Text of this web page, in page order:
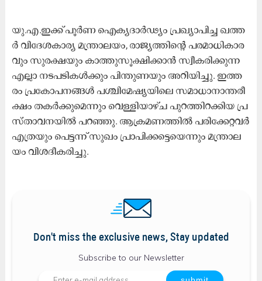
യു.​എ.​ഇ​ക്ക് പൂ​ർ​ണ ഐ​ക്യ​ദാ​ർ​ഢ്യം പ്ര​ഖ്യാ​പി​ച്ച ഖ​ത്ത​
ർ വി​ദേ​ശ​കാ​ര്യ മ​ന്ത്രാ​ല​യം, രാ​ജ്യ​ത്തി​ന്റെ പ​ര​മാ​ധി​കാ​ര​
വും സു​ര​ക്ഷ​യും കാ​ത്തു​സൂ​ക്ഷി​ക്കാ​ൻ സ്വീ​ക​രി​ക്കു​ന്ന
എ​ല്ലാ ന​ട​പ​ടി​ക​ൾ​ക്കും പി​ന്തു​ണ​യും അ​റി​യി​ച്ചു. ഇ​ത്ത​
രം പ്ര​കോ​പ​ന​ങ്ങ​ൾ പ​ശ്ചി​മേ​ഷ്യ​യി​ലെ സ​മാ​ധാ​നാ​ന്ത​രീ​
ക്ഷം ത​ക​ർ​ക്കു​മെ​ന്നും വെ​ള്ളി​യാ​ഴ്ച പു​റ​ത്തി​റ​ക്കി​യ പ്ര​
സ്താ​വ​ന​യി​ൽ പ​റ​ഞ്ഞു. ആ​ക്ര​മ​ണ​ത്തി​ൽ പ​രി​ക്കേ​റ്റ​വ​ർ
എ​ത്ര​യും പെ​ട്ട​ന്ന് സു​ഖം പ്രാ​പി​ക്ക​ട്ടെ​യെ​ന്നും മ​ന്ത്രാ​ല​
യം വി​ശ​ദീ​ക​രി​ച്ചു.
Don't miss the exclusive news, Stay updated
Subscribe to our Newsletter